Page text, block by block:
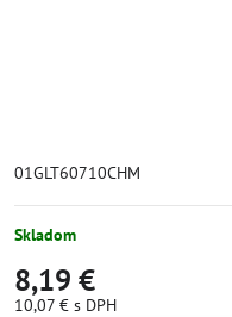
01GLT60710CHM
Skladom
8,19 €
10,07 € s DPH